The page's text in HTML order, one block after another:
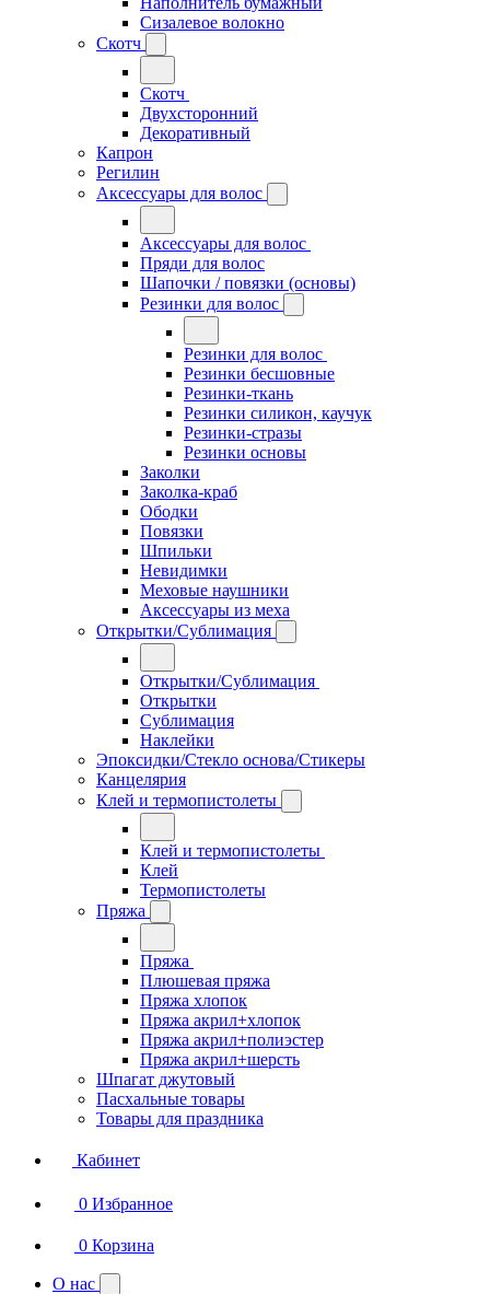
Сизалевое волокно
Скотч
Скотч
Двухсторонний
Декоративный
Капрон
Регилин
Аксессуары для волос
Аксессуары для волос
Пряди для волос
Шапочки / повязки (основы)
Резинки для волос
Резинки для волос
Резинки бесшовные
Резинки-ткань
Резинки силикон, каучук
Резинки-стразы
Резинки основы
Заколки
Заколка-краб
Ободки
Повязки
Шпильки
Невидимки
Меховые наушники
Аксессуары из меха
Открытки/Сублимация
Открытки/Сублимация
Открытки
Сублимация
Наклейки
Эпоксидки/Стекло основа/Стикеры
Канцелярия
Клей и термопистолеты
Клей и термопистолеты
Клей
Термопистолеты
Пряжа
Пряжа
Плюшевая пряжа
Пряжа хлопок
Пряжа акрил+хлопок
Пряжа акрил+полиэстер
Пряжа акрил+шерсть
Шпагат джутовый
Пасхальные товары
Товары для праздника
Кабинет
0 Избранное
0 Корзина
О нас